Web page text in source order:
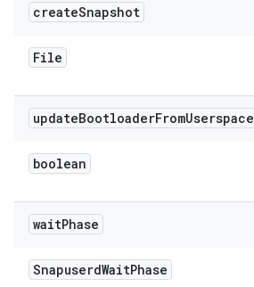
createSnapshot
File
updateBootloaderFromUserspace
boolean
waitPhase
SnapuserdWaitPhase